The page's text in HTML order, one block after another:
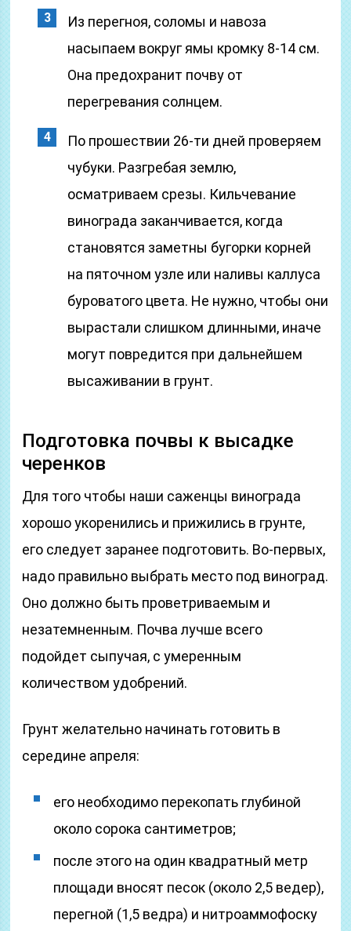
Из перегноя, соломы и навоза
насыпаем вокруг ямы кромку 8-14 см.
Она предохранит почву от
перегревания солнцем.
По прошествии 26-ти дней проверяем
чубуки. Разгребая землю,
осматриваем срезы. Кильчевание
винограда заканчивается, когда
становятся заметны бугорки корней
на пяточном узле или наливы каллуса
буроватого цвета. Не нужно, чтобы они
вырастали слишком длинными, иначе
могут повредится при дальнейшем
высаживании в грунт.
Подготовка почвы к высадке
черенков
Для того чтобы наши саженцы винограда
хорошо укоренились и прижились в грунте,
его следует заранее подготовить. Во-первых,
надо правильно выбрать место под виноград.
Оно должно быть проветриваемым и
незатемненным. Почва лучше всего
подойдет сыпучая, с умеренным
количеством удобрений.
Грунт желательно начинать готовить в
середине апреля:
его необходимо перекопать глубиной
около сорока сантиметров;
после этого на один квадратный метр
площади вносят песок (около 2,5 ведер),
перегной (1,5 ведра) и нитроаммофоску